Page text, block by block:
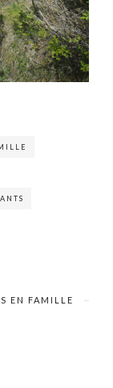
EN FAMILLE